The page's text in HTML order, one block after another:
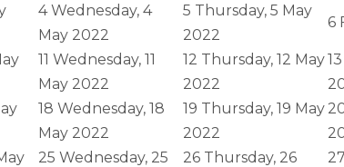
4 Wednesday, 4
May 2022
5 Thursday, 5 May
2022
6
11 Wednesday, 11
May 2022
12 Thursday, 12 May
2022
13
18 Wednesday, 18
May 2022
19 Thursday, 19 May
2022
25 Wednesday, 25
26 Thursday, 26
27